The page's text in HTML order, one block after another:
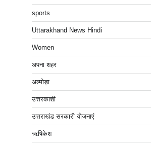
sports
Uttarakhand News Hindi
Women
अपना शहर
अल्मोड़ा
उत्तरकाशी
उत्तराखंड सरकारी योजनाएं
ऋषिकेश